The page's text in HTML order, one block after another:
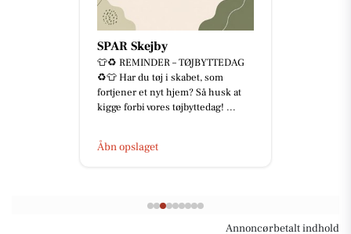
SPAR Skejby
👕♻️ REMINDER – TØJBYTTEDAG
♻️👕 Har du tøj i skabet, som
fortjener et nyt hjem? Så husk at
kigge forbi vores tøjbyttedag! ...
Åbn opslaget
Annoncørbetalt indhold